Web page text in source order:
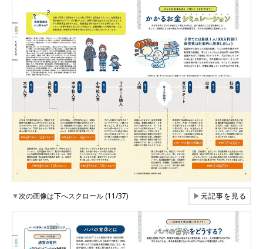
▼次の画像は下へスクロール (11/37) ▶元記事を見る